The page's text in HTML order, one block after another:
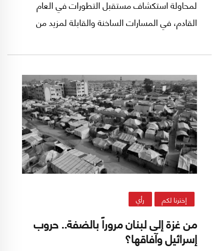
لمحاولة استكشاف مستقبل التطورات في العام
القادم، في المسارات الساخنة والقابلة لمزيد من
الجبهات المشتعلة والمترابطة بأشكال عديدة. وهي
المسارات التي تفصل بينها إسرائيل لأسباب تتعلق
برؤيتها الأيديولوجية (وبخاصة مع الحكومة الحالية)
والاستراتيجية ومصالحها الأمنية الأساسية والحيوية.
إخترنا لكم رأي
من غزة إلى لبنان مروراً بالضفة.. حروب
إسرائيل وآفاقها؟